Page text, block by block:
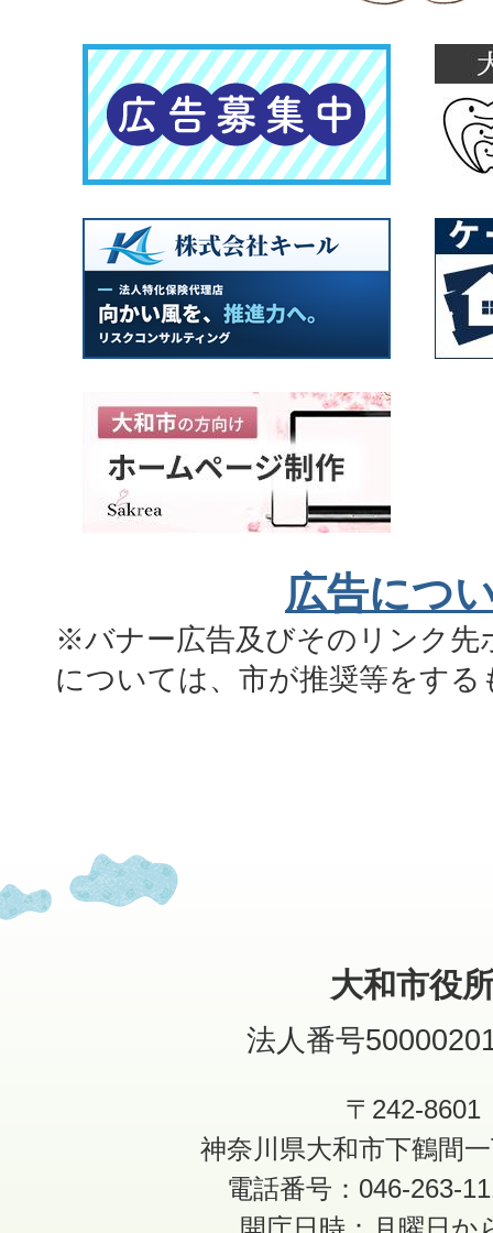
広告につ
※バナー広告及びそのリンク先
については、市が推奨等をす
大和市役
法人番号
〒242-8601
神奈川県大和市下鶴間
電話番号：046-263-